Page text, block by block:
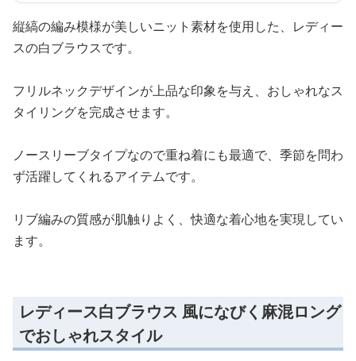
縦縞の編み模様が美しいニット素材を使用した、レディー
スの白ブラウスです。
フリルネックデザインが上品な印象を与え、おしゃれなス
タイリングを完成させます。
ノースリーブタイプなので重ね着にも最適で、季節を問わ
ず活躍してくれるアイテムです。
リブ編みの質感が肌触りよく、快適な着心地を実現してい
ます。
レディース白ブラウス 風になびく麻混ロング
でおしゃれスタイル